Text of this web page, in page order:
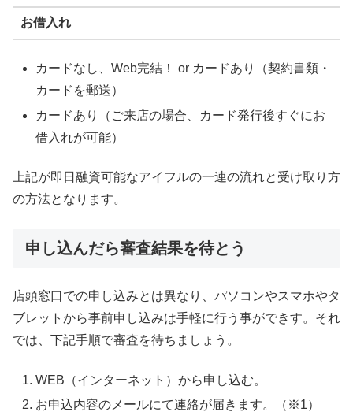
お借入れ
カードなし、Web完結！ or カードあり（契約書類・
カードを郵送）
カードあり（ご来店の場合、カード発行後すぐにお
借入れが可能）
上記が即日融資可能なアイフルの一連の流れと受け取り方
の方法となります。
申し込んだら審査結果を待とう
店頭窓口での申し込みとは異なり、パソコンやスマホやタ
ブレットから事前申し込みは手軽に行う事ができす。それ
では、下記手順で審査を待ちましょう。
WEB（インターネット）から申し込む。
お申込内容のメールにて連絡が届きます。（※1）